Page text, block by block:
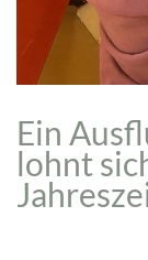
Ein
lohnt